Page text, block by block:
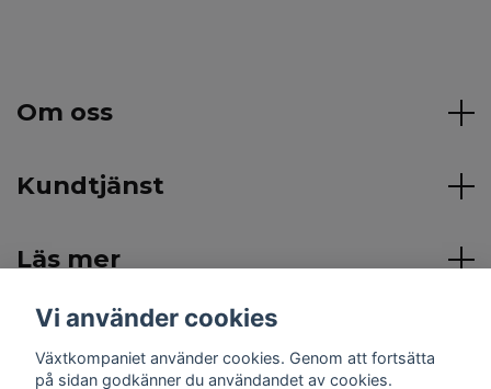
Om oss
Kundtjänst
Läs mer
Sociala medier
Vi använder cookies
Växtkompaniet använder cookies. Genom att fortsätta
på sidan godkänner du användandet av cookies.